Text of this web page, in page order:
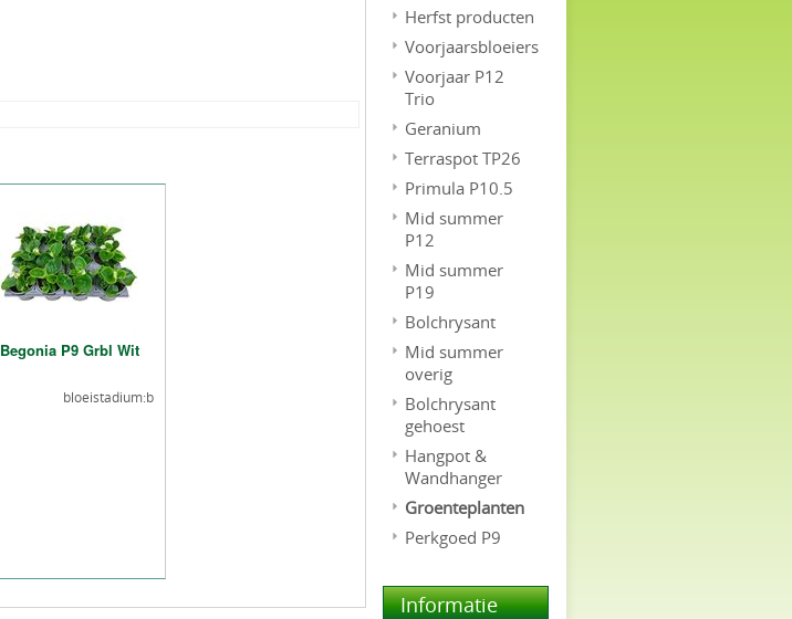
Begonia P9 Grbl Wit
bloeistadium:b
Herfst producten
Voorjaarsbloeiers
Voorjaar P12
Trio
Geranium
Terraspot TP26
Primula P10.5
Mid summer
P12
Mid summer
P19
Bolchrysant
Mid summer
overig
Bolchrysant
gehoest
Hangpot &
Wandhanger
Groenteplanten
Perkgoed P9
Informatie